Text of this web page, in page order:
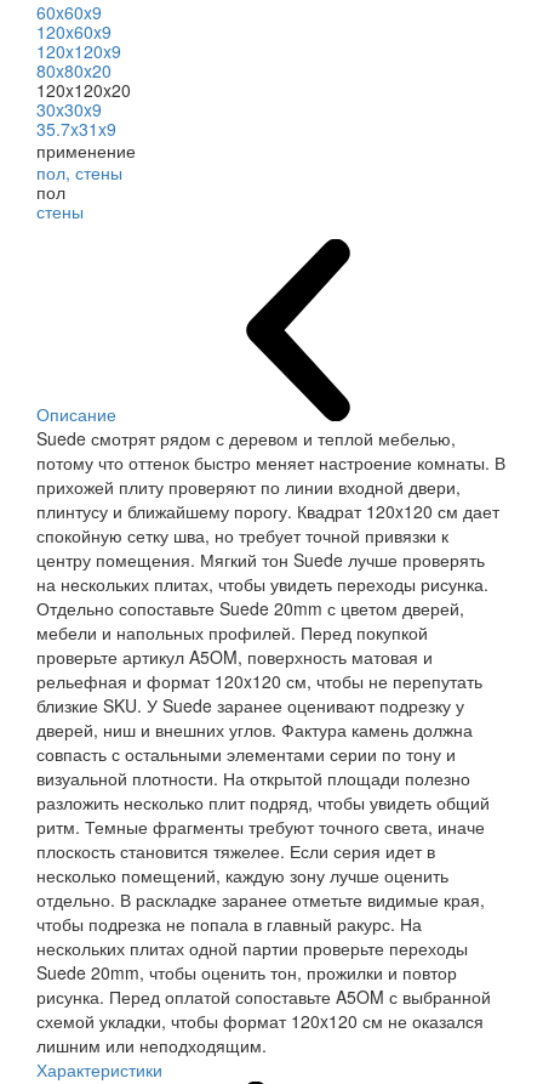
60x60x9
120x60x9
120x120x9
80x80x20
120x120x20
30x30x9
35.7x31x9
применение
пол, стены
пол
стены
Описание
Suede смотрят рядом с деревом и теплой мебелью,
потому что оттенок быстро меняет настроение комнаты. В
прихожей плиту проверяют по линии входной двери,
плинтусу и ближайшему порогу. Квадрат 120x120 см дает
спокойную сетку шва, но требует точной привязки к
центру помещения. Мягкий тон Suede лучше проверять
на нескольких плитах, чтобы увидеть переходы рисунка.
Отдельно сопоставьте Suede 20mm с цветом дверей,
мебели и напольных профилей. Перед покупкой
проверьте артикул A5OM, поверхность матовая и
рельефная и формат 120x120 см, чтобы не перепутать
близкие SKU. У Suede заранее оценивают подрезку у
дверей, ниш и внешних углов. Фактура камень должна
совпасть с остальными элементами серии по тону и
визуальной плотности. На открытой площади полезно
разложить несколько плит подряд, чтобы увидеть общий
ритм. Темные фрагменты требуют точного света, иначе
плоскость становится тяжелее. Если серия идет в
несколько помещений, каждую зону лучше оценить
отдельно. В раскладке заранее отметьте видимые края,
чтобы подрезка не попала в главный ракурс. На
нескольких плитах одной партии проверьте переходы
Suede 20mm, чтобы оценить тон, прожилки и повтор
рисунка. Перед оплатой сопоставьте A5OM с выбранной
схемой укладки, чтобы формат 120x120 см не оказался
лишним или неподходящим.
Характеристики